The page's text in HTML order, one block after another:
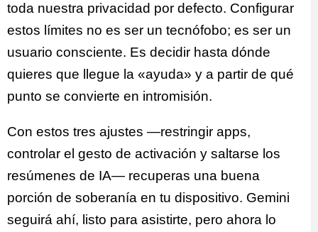
toda nuestra privacidad por defecto. Configurar
estos límites no es ser un tecnófobo; es ser un
usuario consciente. Es decidir hasta dónde
quieres que llegue la «ayuda» y a partir de qué
punto se convierte en intromisión.
Con estos tres ajustes —restringir apps,
controlar el gesto de activación y saltarse los
resúmenes de IA— recuperas una buena
porción de soberanía en tu dispositivo. Gemini
seguirá ahí, listo para asistirte, pero ahora lo